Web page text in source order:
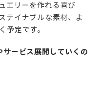
エリーを作れる喜び
テイナブルな素材、よ
予定です。
ービス展開していくの